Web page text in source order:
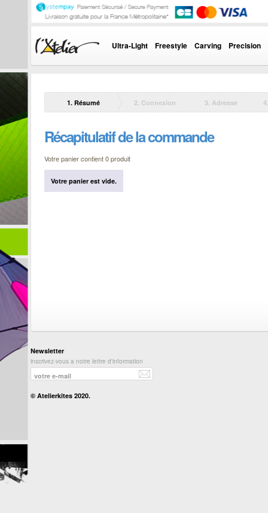
Ultra-Light Freestyle Carving Precision
1. Résumé 2. Connexion 3. Adresse
Récapitulatif de la commande
Votre panier contient 0 produit
Votre panier est vide.
Newsletter
inscrivez-vous a notre lettre d'information
© Atelierkites 2020.